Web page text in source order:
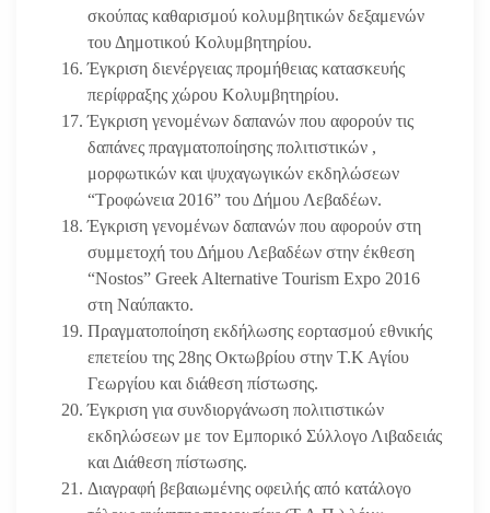
σκούπας καθαρισμού κολυμβητικών δεξαμενών
του Δημοτικού Κολυμβητηρίου.
Έγκριση διενέργειας προμήθειας κατασκευής
περίφραξης χώρου Κολυμβητηρίου.
Έγκριση γενομένων δαπανών που αφορούν τις
δαπάνες πραγματοποίησης πολιτιστικών ,
μορφωτικών και ψυχαγωγικών εκδηλώσεων
“Τροφώνεια 2016” του Δήμου Λεβαδέων.
Έγκριση γενομένων δαπανών που αφορούν στη
συμμετοχή του Δήμου Λεβαδέων στην έκθεση
“Nostos” Greek Alternative Tourism Expo 2016
στη Ναύπακτο.
Πραγματοποίηση εκδήλωσης εορτασμού εθνικής
επετείου της 28ης Οκτωβρίου στην Τ.Κ Αγίου
Γεωργίου και διάθεση πίστωσης.
Έγκριση για συνδιοργάνωση πολιτιστικών
εκδηλώσεων με τον Εμπορικό Σύλλογο Λιβαδειάς
και Διάθεση πίστωσης.
Διαγραφή βεβαιωμένης οφειλής από κατάλογο